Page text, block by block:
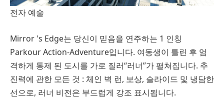
전자 예술
Mirror 's Edge는 당신이 믿음을 연주하는 1 인칭
Parkour Action-Adventure입니다. 여동생이 틀린 후 엄
격하게 통제 된 도시를 가로 질러“러너”가 펼쳐집니다. 추
진력에 관한 모든 것 : 체인 벽 런, 보상, 슬라이드 및 냉담한
선으로, 러너 비전은 부드럽게 강조 표시됩니다.